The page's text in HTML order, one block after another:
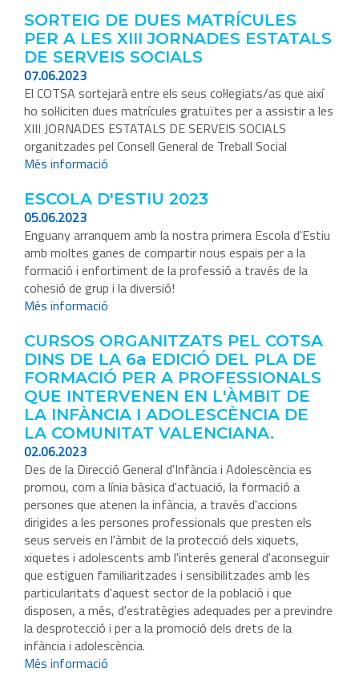
SORTEIG DE DUES MATRÍCULES
PER A LES XIII JORNADES ESTATALS
DE SERVEIS SOCIALS
07.06.2023
El COTSA sortejarà entre els seus col·legiats/as que així
ho sol·liciten dues matrícules gratuïtes per a assistir a les
XIII JORNADES ESTATALS DE SERVEIS SOCIALS
organitzades pel Consell General de Treball Social
Més informació
ESCOLA D'ESTIU 2023
05.06.2023
Enguany arranquem amb la nostra primera Escola d'Estiu
amb moltes ganes de compartir nous espais per a la
formació i enfortiment de la professió a través de la
cohesió de grup i la diversió!
Més informació
CURSOS ORGANITZATS PEL COTSA
DINS DE LA 6a EDICIÓ DEL PLA DE
FORMACIÓ PER A PROFESSIONALS
QUE INTERVENEN EN L'ÀMBIT DE
LA INFÀNCIA I ADOLESCÈNCIA DE
LA COMUNITAT VALENCIANA.
02.06.2023
Des de la Direcció General d'Infància i Adolescència es
promou, com a línia bàsica d'actuació, la formació a
persones que atenen la infància, a través d'accions
dirigides a les persones professionals que presten els
seus serveis en l'àmbit de la protecció dels xiquets,
xiquetes i adolescents amb l'interés general d'aconseguir
que estiguen familiaritzades i sensibilitzades amb les
particularitats d'aquest sector de la població i que
disposen, a més, d'estratègies adequades per a previndre
la desprotecció i per a la promoció dels drets de la
infància i adolescència.
Més informació